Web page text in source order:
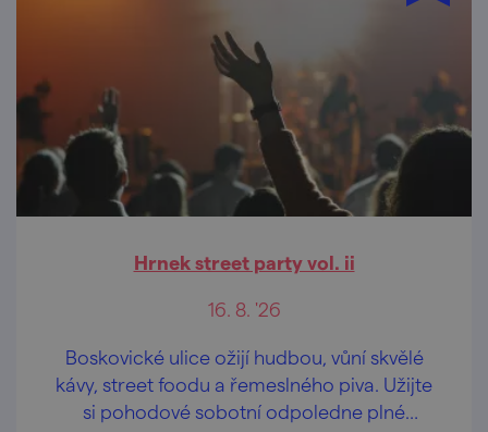
Hrnek street party vol. ii
16. 8. '26
Boskovické ulice ožijí hudbou, vůní skvělé
kávy, street foodu a řemeslného piva. Užijte
si pohodové sobotní odpoledne plné